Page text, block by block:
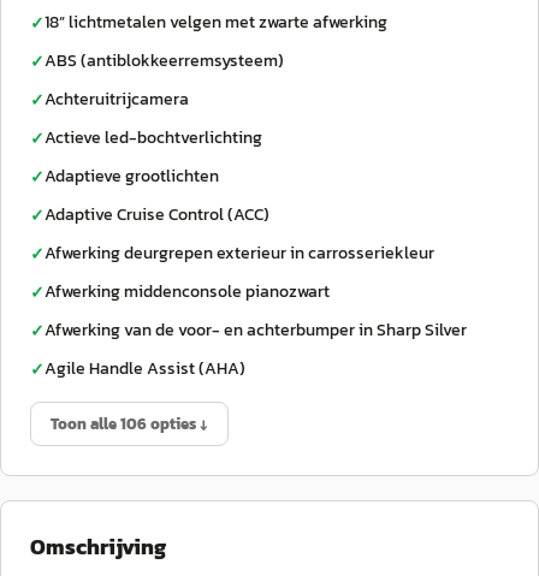
✓18” lichtmetalen velgen met zwarte afwerking
✓ABS (antiblokkeerremsysteem)
✓Achteruitrijcamera
✓Actieve led-bochtverlichting
✓Adaptieve grootlichten
✓Adaptive Cruise Control (ACC)
✓Afwerking deurgrepen exterieur in carrosseriekleur
✓Afwerking middenconsole pianozwart
✓Afwerking van de voor- en achterbumper in Sharp Silver
✓Agile Handle Assist (AHA)
Toon alle 106 opties ↓
Omschrijving